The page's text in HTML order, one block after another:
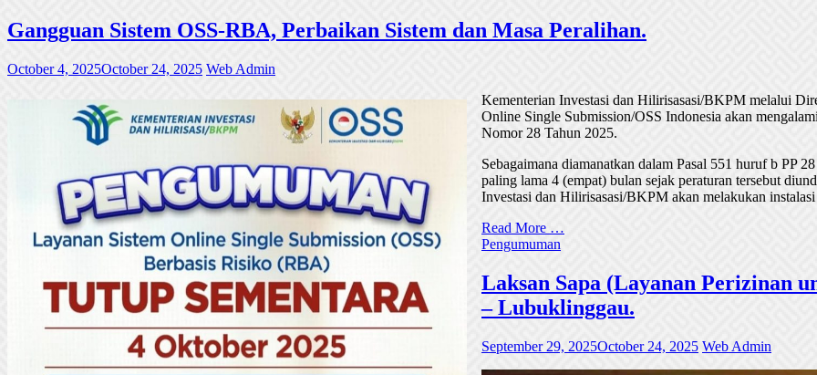
Gangguan Sistem OSS-RBA, Perbaikan Sistem dan Masa Peralihan.
October 4, 2025October 24, 2025 Web Admin
Kementerian Investasi dan Hilirisasasi/BKPM melalui
Online Single Submission/OSS Indonesia akan
Nomor 28 Tahun 2025.
Sebagaimana diamanatkan dalam Pasal 551 huruf b PP
paling lama 4 (empat) bulan sejak peraturan tersebut
Investasi dan Hilirisasasi/BKPM akan melakukan
Read More …
Pengumuman
Laksan Sapa (Layanan Perizinan
– Lubuklinggau.
September 29, 2025October 24, 2025 Web Admin